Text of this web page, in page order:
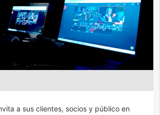
a sus clientes, socios y público en